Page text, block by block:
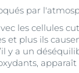
par
les cellules
et plus ils
y a un
apparaît